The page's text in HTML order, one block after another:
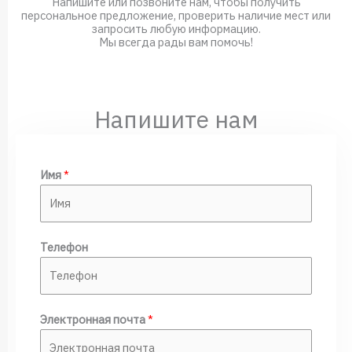
персональное предложение, проверить наличие мест или
запросить любую информацию.
Мы всегда рады вам помочь!
Напишите нам
Имя*
Телефон
Э
л
Электронная почта*